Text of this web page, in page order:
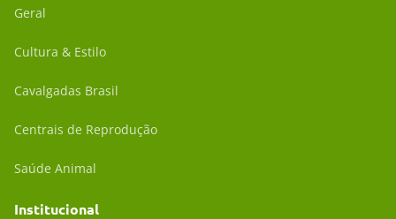
Geral
Cultura & Estilo
Cavalgadas Brasil
Centrais de Reprodução
Saúde Animal
Institucional